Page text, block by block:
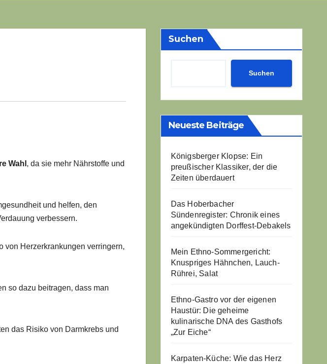
Wahl , da sie mehr Nährstoffe und
und helfen, den
verbessern.
von Herzerkrankungen verringern,
so dazu beitragen, dass man
das Risiko von Darmkrebs und
Suchen
Suchen
Neueste Beiträge
Königsberger Klopse: Ein
preußischer Klassiker, der die
Zeiten überdauert
Das Hoberbacher
Sündenregister: Chronik eines
angekündigten Dorffest-Debakels
Mein Ethno-Sommergericht:
Knuspriges Hähnchen, Lauch-
Rührei, Salat
Ethno-Gastro vor der eigenen
Haustür: Die geheime
kulinarische DNA des Gasthofs
„Zur Eiche“
Karpaten-Küche: Wie das Herz